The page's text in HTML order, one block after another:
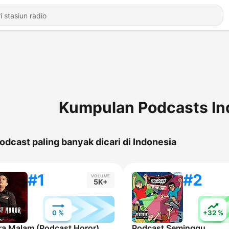
Kumpulan Podcasts
paling banyak dicari di Indonesia
#1 VOLUME
5K+
0 %
#2
+32 %